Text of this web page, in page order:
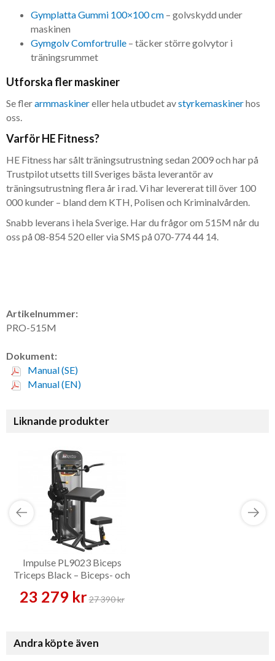
Gymplatta Gummi 100×100 cm – golvskydd under
maskinen
Gymgolv Comfortrulle – täcker större golvytor i
träningsrummet
Utforska fler maskiner
Se flerarmmaskinereller hela utbudet avstyrkemaskinerhos
oss.
Varför HE Fitness?
HE Fitness har sålt träningsutrustning sedan 2009 och har på
Trustpilot utsetts till Sveriges bästa leverantör av
träningsutrustning flera år i rad. Vi har levererat till över 100
000 kunder – bland dem KTH, Polisen och Kriminalvården.
Snabb leverans i hela Sverige. Har du frågor om 515M når du
oss på 08-854 520 eller via SMS på 070-774 44 14.
Artikelnummer:
PRO-515M
Dokument:
Manual (SE)
Manual (EN)
Liknande produkter
Impulse PL9023 Biceps
Triceps Black – Biceps- och
23 279 kr27 390 kr
Andra köpte även